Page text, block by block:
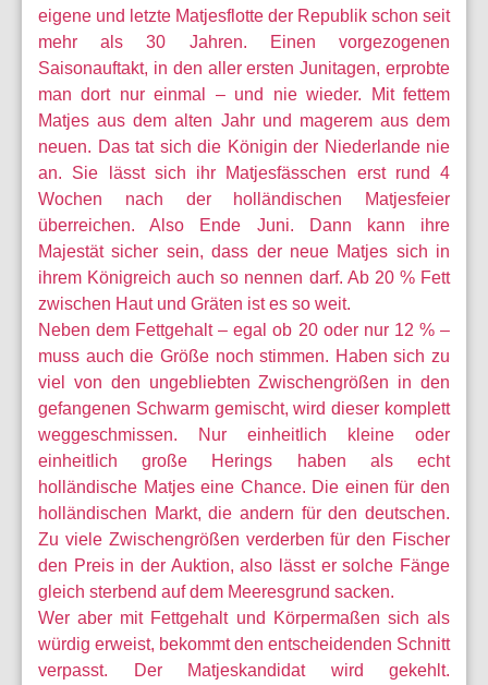
eigene und letzte Matjesflotte der Republik schon seit
mehr als 30 Jahren. Einen vorgezogenen
Saisonauftakt, in den aller ersten Junitagen, erprobte
man dort nur einmal – und nie wieder. Mit fettem
Matjes aus dem alten Jahr und magerem aus dem
neuen. Das tat sich die Königin der Niederlande nie
an. Sie lässt sich ihr Matjesfässchen erst rund 4
Wochen nach der holländischen Matjesfeier
überreichen. Also Ende Juni. Dann kann ihre
Majestät sicher sein, dass der neue Matjes sich in
ihrem Königreich auch so nennen darf. Ab 20 % Fett
zwischen Haut und Gräten ist es so weit.
Neben dem Fettgehalt – egal ob 20 oder nur 12 % –
muss auch die Größe noch stimmen. Haben sich zu
viel von den ungebliebten Zwischengrößen in den
gefangenen Schwarm gemischt, wird dieser komplett
weggeschmissen. Nur einheitlich kleine oder
einheitlich große Herings haben als echt
holländische Matjes eine Chance. Die einen für den
holländischen Markt, die andern für den deutschen.
Zu viele Zwischengrößen verderben für den Fischer
den Preis in der Auktion, also lässt er solche Fänge
gleich sterbend auf dem Meeresgrund sacken.
Wer aber mit Fettgehalt und Körpermaßen sich als
würdig erweist, bekommt den entscheidenden Schnitt
verpasst. Der Matjeskandidat wird gekehlt.